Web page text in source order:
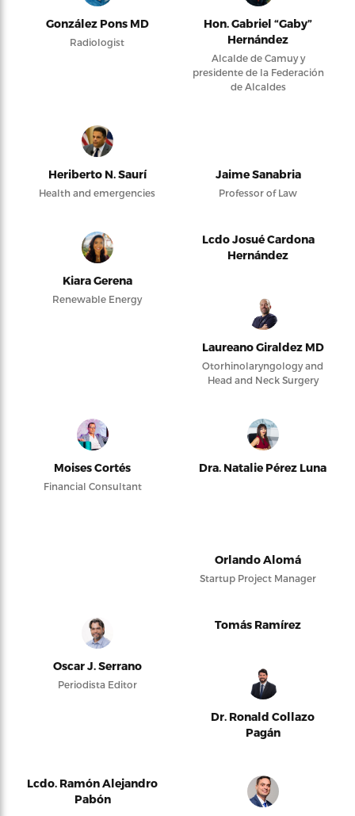
González Pons MD
Radiologist
Hon. Gabriel “Gaby”
Hernández
Alcalde de Camuy y
presidente de la Federación
de Alcaldes
Heriberto N. Saurí
Health and emergencies
Jaime Sanabria
Professor of Law
Kiara Gerena
Renewable Energy
Lcdo Josué Cardona
Hernández
Laureano Giraldez MD
Otorhinolaryngology and
Head and Neck Surgery
Moises Cortés
Financial Consultant
Dra. Natalie Pérez Luna
Orlando Alomá
Startup Project Manager
Oscar J. Serrano
Periodista Editor
Tomás Ramírez
Dr. Ronald Collazo
Pagán
Lcdo. Ramón Alejandro
Pabón